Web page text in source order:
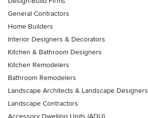
General Contractors
Home Builders
Interior Designers & Decorators
Kitchen & Bathroom Designers
Kitchen Remodelers
Bathroom Remodelers
Landscape Architects & Landscape Designers
Landscape Contractors